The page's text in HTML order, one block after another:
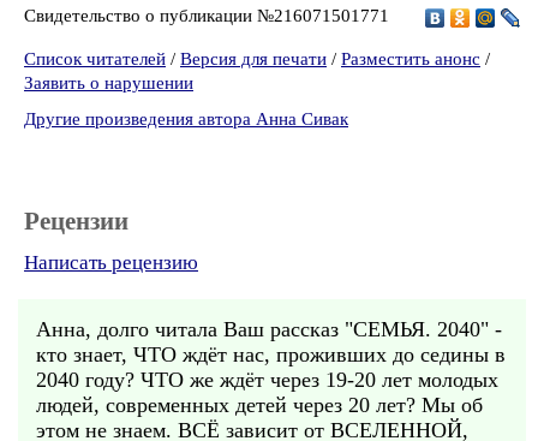
Свидетельство о публикации №216071501771
Список читателей / Версия для печати / Разместить анонс /
Заявить о нарушении
Другие произведения автора Анна Сивак
Рецензии
Написать рецензию
Анна, долго читала Ваш рассказ "СЕМЬЯ. 2040" -
кто знает, ЧТО ждёт нас, проживших до седины в
2040 году? ЧТО же ждёт через 19-20 лет молодых
людей, современных детей через 20 лет? Мы об
этом не знаем. ВСЁ зависит от ВСЕЛЕННОЙ,